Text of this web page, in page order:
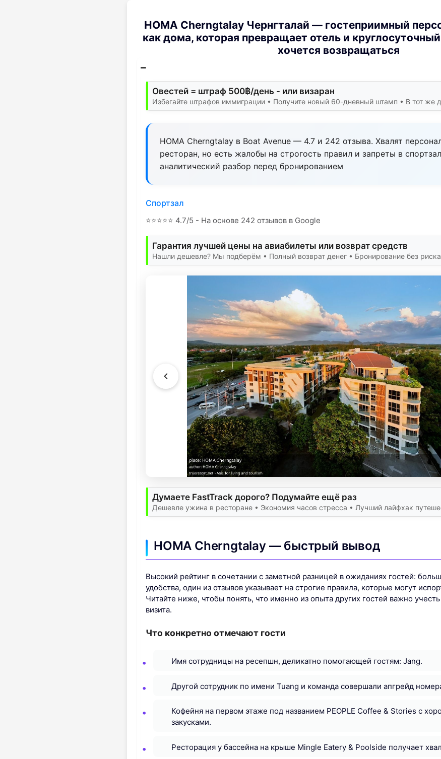
HOMA Cherngtalay Чернгталай — гостеприимный
как дома, которая превращает отель и
хочется возвращаться
Овестей = штраф 500฿/день - или визаран
Избегайте штрафов иммиграции • Получите новый 60-дневный штамп • В тот же
HOMA Cherngtalay в Boat Avenue — 4.7 и 242 отзыва. Хвалят
ресторан, но есть жалобы на строгость правил и запреты в
аналитический разбор перед бронированием
Спортзал
⭐⭐⭐⭐⭐ 4.7/5 - На основе 242 отзывов в Google
Гарантия лучшей цены на авиабилеты или возврат средств
Нашли дешевле? Мы подберём • Полный возврат денег • Бронирование без риска
Думаете FastTrack дорого? Подумайте ещё раз
Дешевле ужина в ресторане • Экономия часов стресса • Лучший лайфхак
HOMA Cherngtalay — быстрый вывод
Высокий рейтинг в сочетании с заметной разницей в ожиданиях гостей:
удобства, один из отзывов указывает на строгие правила, которые могут
Читайте ниже, чтобы понять, что именно из опыта других гостей важно
визита.
Что конкретно отмечают гости
Имя сотрудницы на ресепшн, деликатно помогающей гостям: Jang.
Другой сотрудник по имени Tuang и команда совершали апгрейд
Кофейня на первом этаже под названием PEOPLE Coffee & Stories с
закусками.
Ресторация у бассейна на крыше Mingle Eatery & Poolside получает